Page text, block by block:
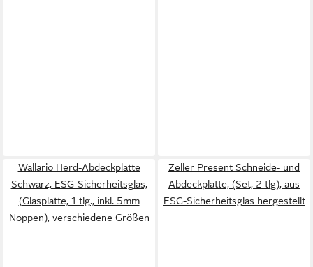
Wallario Herd-Abdeckplatte
Schwarz, ESG-Sicherheitsglas,
(Glasplatte, 1 tlg., inkl. 5mm
Noppen), verschiedene Größen
Zeller Present Schneide- und
Abdeckplatte, (Set, 2 tlg), aus
ESG-Sicherheitsglas hergestellt